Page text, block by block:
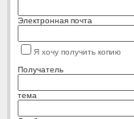
Электронная почта
Я хочу получить копию
Получатель
тема